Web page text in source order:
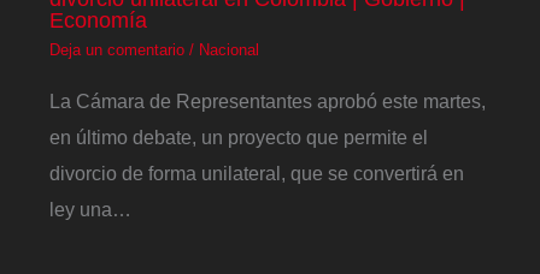
Economía
Deja un comentario / Nacional
La Cámara de Representantes aprobó este martes,
en último debate, un proyecto que permite el
divorcio de forma unilateral, que se convertirá en
ley una…